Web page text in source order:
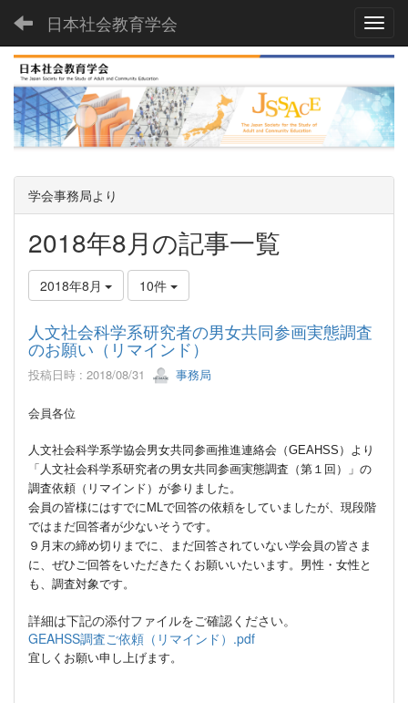
日本社会教育学会
学会事務局より
2018年8月の記事一覧
2018年8月 10件
人文社会科学系研究者の男女共同参画実態調査
のお願い（リマインド）
投稿日時 : 2018/08/31 事務局
会員各位
人文社会科学系学協会男女共同参画推進連絡会（GEAHSS）より
「人文社会科学系研究者の男女共同参画実態調査（第１回）」の
調査依頼（リマインド）が参りました。
会員の皆様にはすでにMLで回答の依頼をしていましたが、現段階
ではまだ回答者が少ないそうです。
９月末の締め切りまでに、まだ回答されていない学会員の皆さま
に、ぜひご回答をいただきたくお願いいたいます。男性・女性と
も、調査対象です。
詳細は下記の添付ファイルをご確認ください。
GEAHSS調査ご依頼（リマインド）.pdf
宜しくお願い申し上げます。